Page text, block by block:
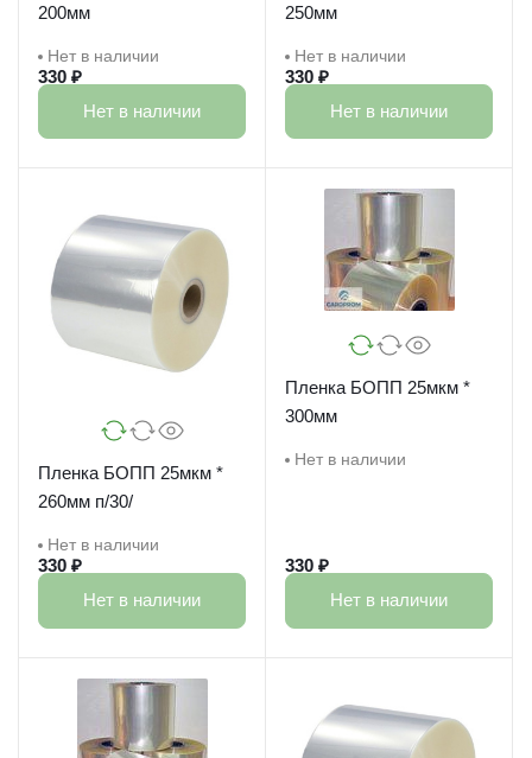
200мм
Нет в наличии
330 ₽
Нет в наличии
250мм
Нет в наличии
330 ₽
Нет в наличии
Пленка БОПП 25мкм *
260мм п/30/
Нет в наличии
330 ₽
Нет в наличии
Пленка БОПП 25мкм *
300мм
Нет в наличии
330 ₽
Нет в наличии